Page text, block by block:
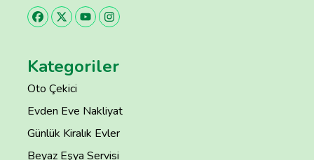
Kategoriler
Oto Çekici
Evden Eve Nakliyat
Günlük Kiralık Evler
Beyaz Eşya Servisi